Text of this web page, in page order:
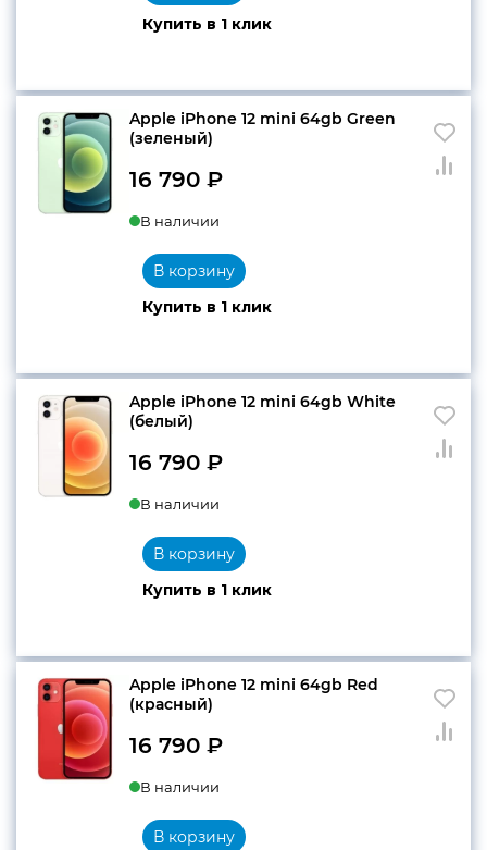
Купить в 1 клик
Apple iPhone 12 mini 64gb Green
(зеленый)
16 790 ₽
В наличии
Купить в 1 клик
В корзину
Apple iPhone 12 mini 64gb White
(белый)
16 790 ₽
В наличии
Купить в 1 клик
В корзину
Apple iPhone 12 mini 64gb Red
(красный)
16 790 ₽
В наличии
В корзину